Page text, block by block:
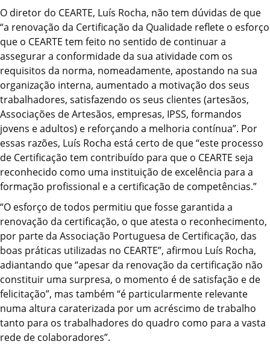
O diretor do CEARTE, Luís Rocha, não tem dúvidas de que
“a renovação da Certificação da Qualidade reflete o esforço
que o CEARTE tem feito no sentido de continuar a
assegurar a conformidade da sua atividade com os
requisitos da norma, nomeadamente, apostando na sua
organização interna, aumentado a motivação dos seus
trabalhadores, satisfazendo os seus clientes (artesãos,
Associações de Artesãos, empresas, IPSS, formandos
jovens e adultos) e reforçando a melhoria contínua”. Por
essas razões, Luís Rocha está certo de que “este processo
de Certificação tem contribuído para que o CEARTE seja
reconhecido como uma instituição de excelência para a
formação profissional e a certificação de competências.”
“O esforço de todos permitiu que fosse garantida a
renovação da certificação, o que atesta o reconhecimento,
por parte da Associação Portuguesa de Certificação, das
boas práticas utilizadas no CEARTE”, afirmou Luís Rocha,
adiantando que “apesar da renovação da certificação não
constituir uma surpresa, o momento é de satisfação e de
felicitação”, mas também “é particularmente relevante
numa altura caraterizada por um acréscimo de trabalho
tanto para os trabalhadores do quadro como para a vasta
rede de colaboradores”.